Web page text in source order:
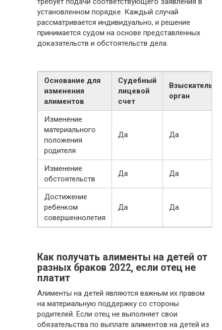
установленном порядке. Каждый случай
рассматривается индивидуально, и решение
принимается судом на основе представленных
доказательств и обстоятельств дела.
Основание для
изменения
алиментов
Судебный
лицевой
счет
орган
Изменение
материального
положения
родителя
Да Да
Изменение
обстоятельств
Да Да
Достижение
ребенком
совершеннолетия
Да Да
Как получать алименты на детей от
разных браков 2022, если отец не
платит
Алименты на детей являются важным их правом
на материальную поддержку со стороны
родителей. Если отец не выполняет свои
обязательства по выплате алиментов на детей из